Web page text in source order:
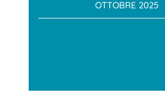
OTTOBRE 2025